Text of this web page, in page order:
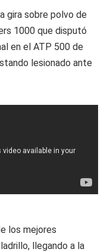
gira sobre polvo de
1000 que disputó
en el ATP 500 de
lesionado ante
los mejores
llegando a la